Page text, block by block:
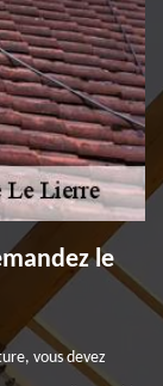
le
vous devez